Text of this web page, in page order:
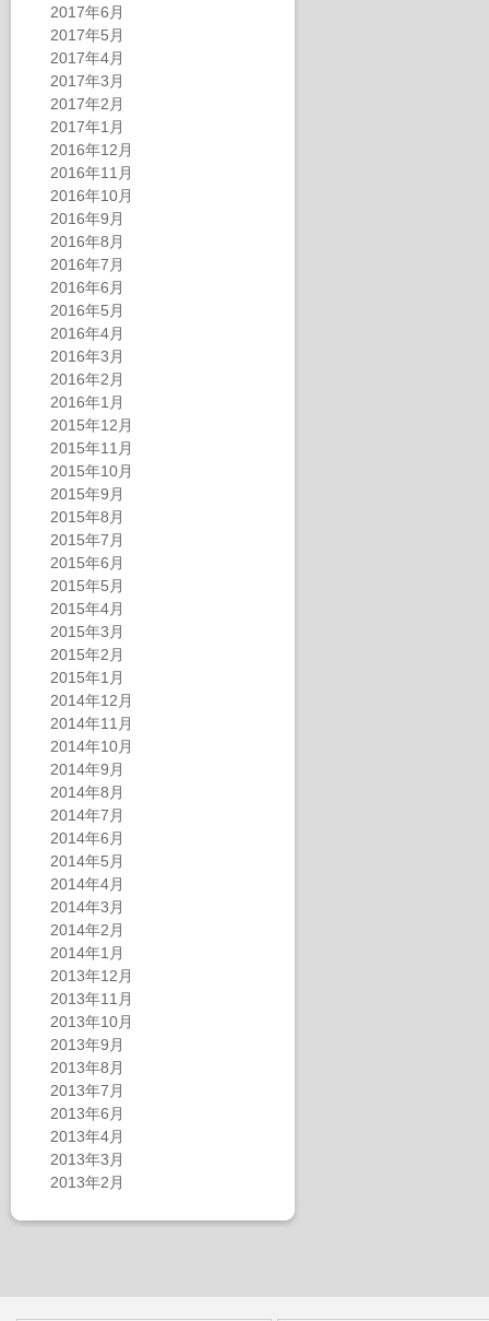
2017年6月
2017年5月
2017年4月
2017年3月
2017年2月
2017年1月
2016年12月
2016年11月
2016年10月
2016年9月
2016年8月
2016年7月
2016年6月
2016年5月
2016年4月
2016年3月
2016年2月
2016年1月
2015年12月
2015年11月
2015年10月
2015年9月
2015年8月
2015年7月
2015年6月
2015年5月
2015年4月
2015年3月
2015年2月
2015年1月
2014年12月
2014年11月
2014年10月
2014年9月
2014年8月
2014年7月
2014年6月
2014年5月
2014年4月
2014年3月
2014年2月
2014年1月
2013年12月
2013年11月
2013年10月
2013年9月
2013年8月
2013年7月
2013年6月
2013年4月
2013年3月
2013年2月